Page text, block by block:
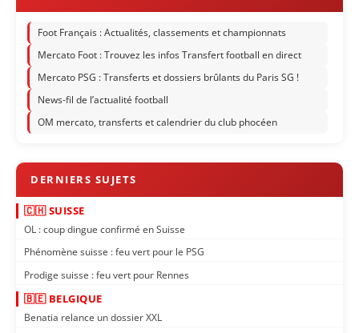
Foot Français : Actualités, classements et championnats
Mercato Foot : Trouvez les infos Transfert football en direct
Mercato PSG : Transferts et dossiers brûlants du Paris SG !
News-fil de l’actualité football
OM mercato, transferts et calendrier du club phocéen
🇨🇭 SUISSE
OL : coup dingue confirmé en Suisse
Phénomène suisse : feu vert pour le PSG
Prodige suisse : feu vert pour Rennes
🇧🇪 BELGIQUE
Benatia relance un dossier XXL